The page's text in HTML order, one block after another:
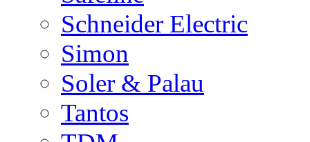
Schneider Electric
Simon
Soler & Palau
Tantos